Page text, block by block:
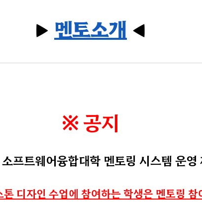
▶ 멘토소개 ◀
※ 공지
프트웨어융합대학 멘토링 시스템 운영
디자인 수업에 참여하는 학생은 멘토링